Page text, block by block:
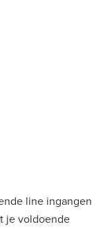
line ingangen
je voldoende